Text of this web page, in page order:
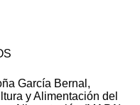
García Bernal,
y Alimentación del